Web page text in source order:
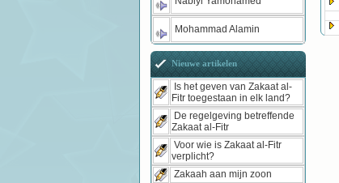
Mohammad Alamin
Nieuwe artikelen
Is het geven van Zakaat al-
Fitr toegestaan in elk land?
De regelgeving betreffende
Zakaat al-Fitr
Voor wie is Zakaat al-Fitr
verplicht?
Zakaah aan mijn zoon